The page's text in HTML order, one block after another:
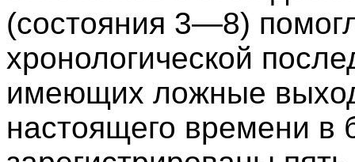
(состояния 3—8)
хронологической
имеющих ложные
настоящего времени в